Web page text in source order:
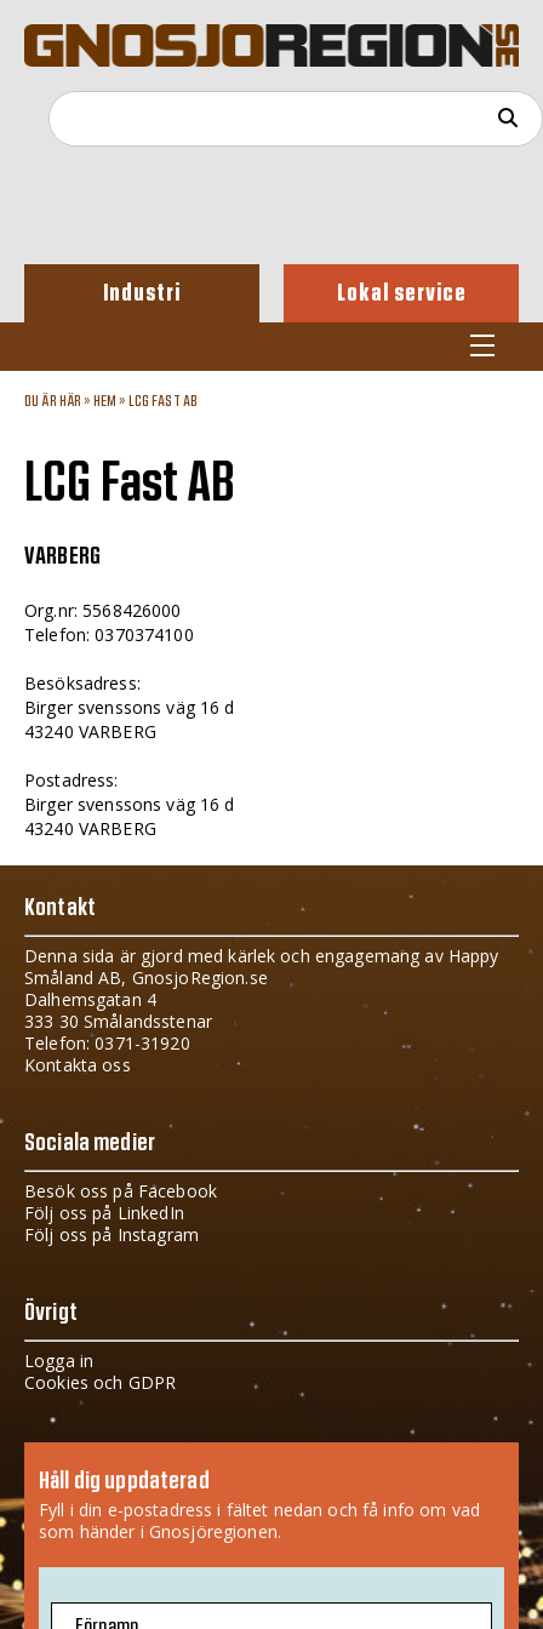
Industri Lokal service
DU ÄR HÄR » HEM » LCG FAST AB
LCG Fast AB
VARBERG
Org.nr: 5568426000
Telefon: 0370374100
Besöksadress:
Birger svenssons väg 16 d
43240 VARBERG
Postadress:
Birger svenssons väg 16 d
43240 VARBERG
Kontakt
Denna sida är gjord med kärlek och engagemang av Happy
Småland AB, GnosjoRegion.se
Dalhemsgatan 4
333 30 Smålandsstenar
Telefon: 0371-31920
Kontakta oss
Sociala medier
Besök oss på Facebook
Följ oss på LinkedIn
Följ oss på Instagram
Övrigt
Logga in
Cookies och GDPR
Håll dig uppdaterad
Fyll i din e-postadress i fältet nedan och få info om vad
som händer i Gnosjöregionen.